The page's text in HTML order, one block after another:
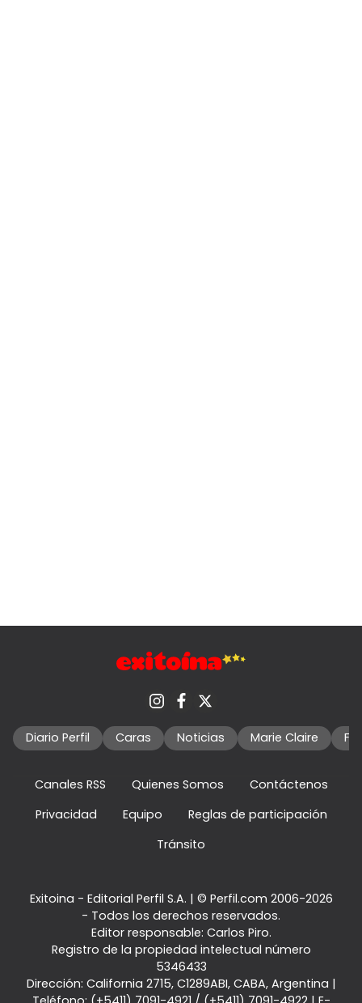
Diario Perfil Caras Noticias Marie Claire
Canales RSS Quienes Somos
Contáctenos
Privacidad
Equipo
Reglas de participación
Tránsito
Exitoina - Editorial Perfil S.A. | © Perfil.com 2006-2026
- Todos los derechos reservados.
Editor responsable: Carlos Piro.
Registro de la propiedad intelectual número
5346433
Dirección: California 2715, C1289ABI, CABA, Argentina |